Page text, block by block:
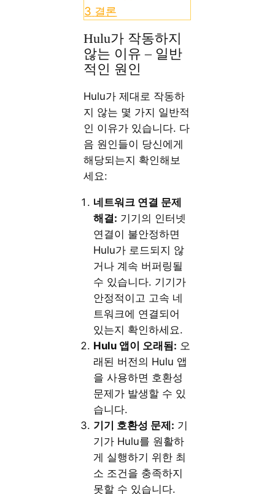
3 결론
Hulu가 작동하지
않는 이유 – 일반
적인 원인
Hulu가 제대로 작동하
지 않는 몇 가지 일반적
인 이유가 있습니다. 다
음 원인들이 당신에게
해당되는지 확인해보
세요:
네트워크 연결 문제
해결: 기기의 인터넷
연결이 불안정하면
Hulu가 로드되지 않
거나 계속 버퍼링될
수 있습니다. 기기가
안정적이고 고속 네
트워크에 연결되어
있는지 확인하세요.
Hulu 앱이 오래됨: 오
래된 버전의 Hulu 앱
을 사용하면 호환성
문제가 발생할 수 있
습니다.
기기 호환성 문제: 기
기가 Hulu를 원활하
게 실행하기 위한 최
소 조건을 충족하지
못할 수 있습니다.